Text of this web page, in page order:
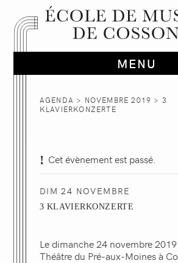
AGENDA > NOVEMBRE 2019 > 3
KLAVIERKONZERTE
Cet évènement est passé.
DIM 24 NOVEMBRE
3 KLAVIERKONZERTE
Le dimanche 24 novembre 2019
Théâtre du Pré-aux-Moines à